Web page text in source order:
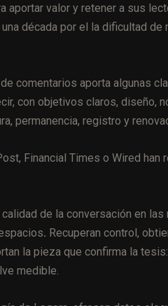
aportar valor y retener a sus
década por el la dificultad
comentarios aporta algunas
con objetivos claros, diseño,
permanencia, registro y
Financial Times o Wired
de la conversación en
. Recuperan control,
la pieza que confirma la
medible.